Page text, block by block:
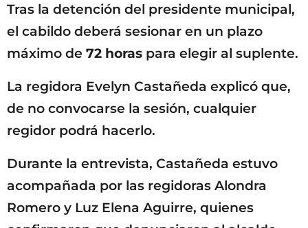
Tras la detención del presidente municipal,
el cabildo deberá sesionar en un plazo
máximo de 72 horas para elegir al suplente.
La regidora Evelyn Castañeda explicó que,
de no convocarse la sesión, cualquier
regidor podrá hacerlo.
Durante la entrevista, Castañeda estuvo
acompañada por las regidoras Alondra
Romero y Luz Elena Aguirre, quienes